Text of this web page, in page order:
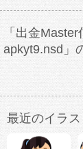
「出金
apkyt9.nsd」
最近のイラス